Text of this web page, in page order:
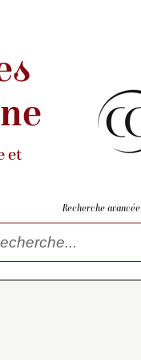
et
Recherche avancée